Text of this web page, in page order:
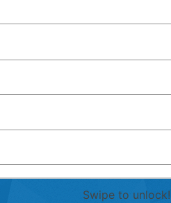
Swipe to unlock!